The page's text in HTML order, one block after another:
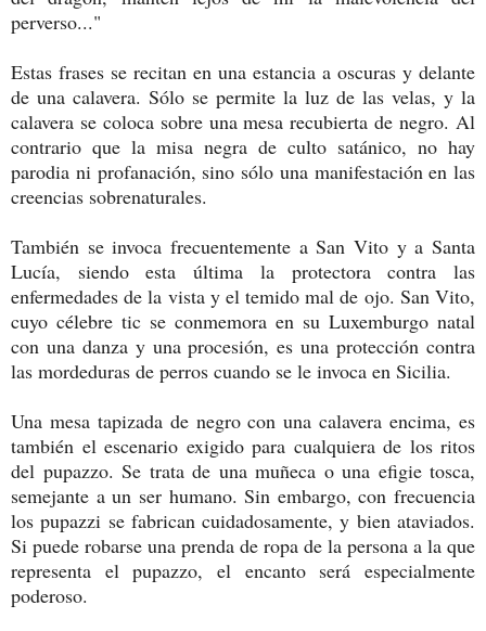
perverso..."
Estas frases se recitan en una estancia a oscuras y delante
de una calavera. Sólo se permite la luz de las velas, y la
calavera se coloca sobre una mesa recubierta de negro. Al
contrario que la misa negra de culto satánico, no hay
parodia ni profanación, sino sólo una manifestación en las
creencias sobrenaturales.
También se invoca frecuentemente a San Vito y a Santa
Lucía, siendo esta última la protectora contra las
enfermedades de la vista y el temido mal de ojo. San Vito,
cuyo célebre tic se conmemora en su Luxemburgo natal
con una danza y una procesión, es una protección contra
las mordeduras de perros cuando se le invoca en Sicilia.
Una mesa tapizada de negro con una calavera encima, es
también el escenario exigido para cualquiera de los ritos
del pupazzo. Se trata de una muñeca o una efigie tosca,
semejante a un ser humano. Sin embargo, con frecuencia
los pupazzi se fabrican cuidadosamente, y bien ataviados.
Si puede robarse una prenda de ropa de la persona a la que
representa el pupazzo, el encanto será especialmente
poderoso.